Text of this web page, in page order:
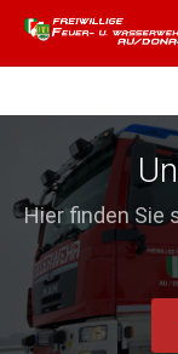
Hier finden Sie